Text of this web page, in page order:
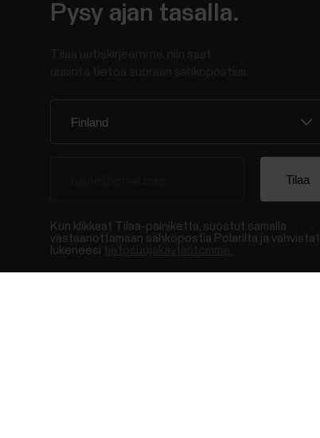
Pysy ajan tasalla.
Kun klikkaat Tilaa-painiketta, suostut samalla
vastaanottamaan sähköpostia Polarilta ja vahvistat
lukeneesi